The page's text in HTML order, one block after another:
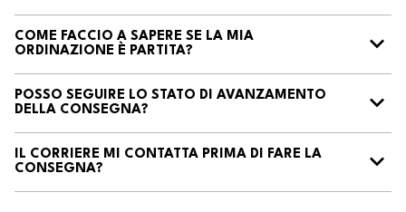
COME FACCIO A SAPERE SE LA MIA
ORDINAZIONE È PARTITA?
POSSO SEGUIRE LO STATO DI AVANZAMENTO
DELLA CONSEGNA?
IL CORRIERE MI CONTATTA PRIMA DI FARE LA
CONSEGNA?